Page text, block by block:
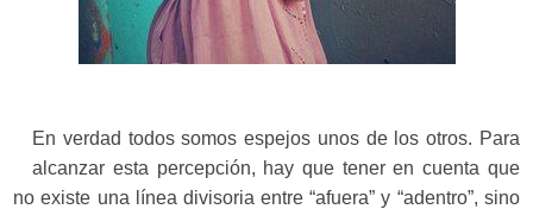
En verdad todos somos espejos unos de los otros. Para
alcanzar esta percepción, hay que tener en cuenta que
no existe una línea divisoria entre “afuera” y “adentro”, sino